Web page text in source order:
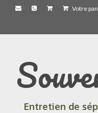
Votre
Entretien de